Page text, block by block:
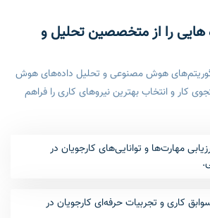
را از متخصصین تحلیل و
هوش مصنوعی و تحلیل داده‌های هوش
کار و انتخاب بهترین نیروهای کاری را فراهم
مهارت‌ها و توانایی‌های کارجویان در
کاری و تجربیات حرفه‌ای کارجویان در